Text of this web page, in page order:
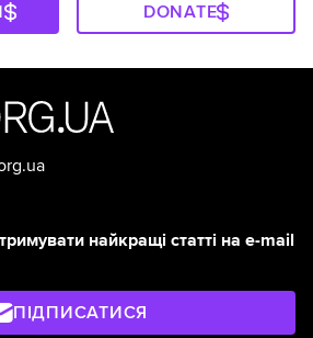
DONATE
найкращі статті на e-mail
ПІДПИСАТИСЯ